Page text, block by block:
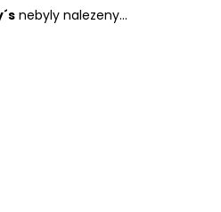
nebyly nalezeny...